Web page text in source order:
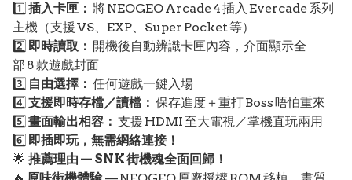
1️⃣ 插入卡匣： 將 NEOGEO Arcade 4 插入 Evercade 系列
主機（支援 VS、EXP、Super Pocket 等）
2️⃣ 即時讀取： 開機後自動辨識卡匣內容，介面顯示全
部 8 款遊戲封面
3️⃣ 自由選擇： 任何遊戲一鍵入場
4️⃣ 支援即時存檔／讀檔： 保存進度＋重打 Boss 唔怕重來
5️⃣ 畫面輸出相容： 支援 HDMI 至大電視／掌機直玩兩用
6️⃣ 即插即玩，無需網絡連接！
🌟 推薦理由 — SNK 街機魂全面回歸！